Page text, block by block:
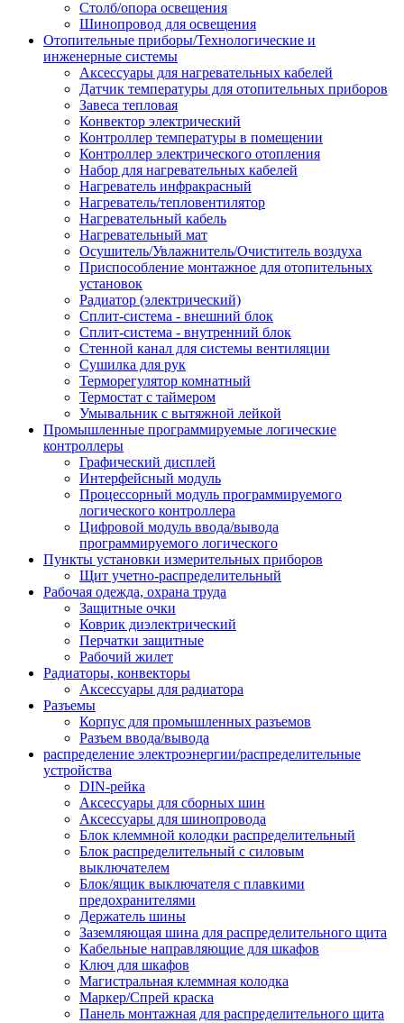
Столб/опора освещения
Шинопровод для освещения
Отопительные приборы/Технологические и
инженерные системы
Аксессуары для нагревательных кабелей
Датчик температуры для отопительных приборов
Завеса тепловая
Конвектор электрический
Контроллер температуры в помещении
Контроллер электрического отопления
Набор для нагревательных кабелей
Нагреватель инфракрасный
Нагреватель/тепловентилятор
Нагревательный кабель
Нагревательный мат
Осушитель/Увлажнитель/Очиститель воздуха
Приспособление монтажное для отопительных
установок
Радиатор (электрический)
Сплит-система - внешний блок
Сплит-система - внутренний блок
Стенной канал для системы вентиляции
Сушилка для рук
Терморегулятор комнатный
Термостат с таймером
Умывальник с вытяжной лейкой
Промышленные программируемые логические
контроллеры
Графический дисплей
Интерфейсный модуль
Процессорный модуль программируемого
логического контроллера
Цифровой модуль ввода/вывода
программируемого логического
Пункты установки измерительных приборов
Щит учетно-распределительный
Рабочая одежда, охрана труда
Защитные очки
Коврик диэлектрический
Перчатки защитные
Рабочий жилет
Радиаторы, конвекторы
Аксессуары для радиатора
Разъемы
Корпус для промышленных разъемов
Разъем ввода/вывода
распределение электроэнергии/распределительные
устройства
DIN-рейка
Аксессуары для сборных шин
Аксессуары для шинопровода
Блок клеммной колодки распределительный
Блок распределительный с силовым
выключателем
Блок/ящик выключателя с плавкими
предохранителями
Держатель шины
Заземляющая шина для распределительного щита
Кабельные направляющие для шкафов
Ключ для шкафов
Магистральная клеммная колодка
Маркер/Спрей краска
Панель монтажная для распределительного щита